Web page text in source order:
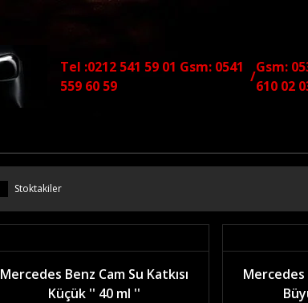
Tel :0212 541 59 01 Gsm: 0541
559 60 59
/
Gsm:
610 02
Stoktakiler
Mercedes Benz Cam Su Katkısı
Küçük '' 40 ml ''
Mercedes